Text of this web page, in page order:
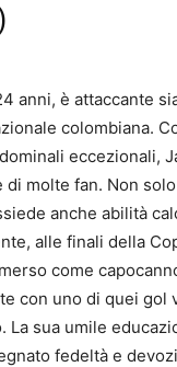
anni, è attaccante
colombiana.
eccezionali,
molte fan. Non
anche abilità
alle finali della
come
con uno di quei gol
sua umile
fedeltà e